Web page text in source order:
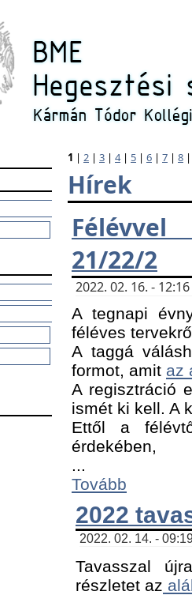
1 | 2 | 3 | 4| 5 | 6 | 7 | 8
Hírek
21/22/2
2022. 02. 16. -
A tegnapi
féléves
A taggá
formot, amit az
A regisztráció
ismét ki kell. A
Ettől a
érdekében,
...
Tovább
2022
2022. 02. 14. -
Tavasszal
részletet az